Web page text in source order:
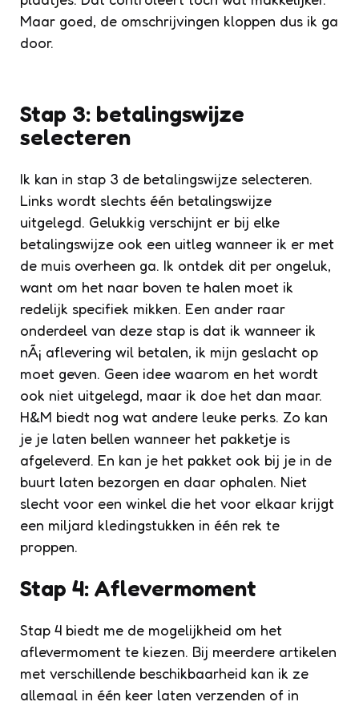
Maar goed, de omschrijvingen kloppen dus ik ga
door.
Stap 3: betalingswijze
selecteren
Ik kan in stap 3 de betalingswijze selecteren.
Links wordt slechts één betalingswijze
uitgelegd. Gelukkig verschijnt er bij elke
betalingswijze ook een uitleg wanneer ik er met
de muis overheen ga. Ik ontdek dit per ongeluk,
want om het naar boven te halen moet ik
redelijk specifiek mikken. Een ander raar
onderdeel van deze stap is dat ik wanneer ik
nÃ¡ aflevering wil betalen, ik mijn geslacht op
moet geven. Geen idee waarom en het wordt
ook niet uitgelegd, maar ik doe het dan maar.
H&M biedt nog wat andere leuke perks. Zo kan
je je laten bellen wanneer het pakketje is
afgeleverd. En kan je het pakket ook bij je in de
buurt laten bezorgen en daar ophalen. Niet
slecht voor een winkel die het voor elkaar krijgt
een miljard kledingstukken in één rek te
proppen.
Stap 4: Aflevermoment
Stap 4 biedt me de mogelijkheid om het
aflevermoment te kiezen. Bij meerdere artikelen
met verschillende beschikbaarheid kan ik ze
allemaal in één keer laten verzenden of in